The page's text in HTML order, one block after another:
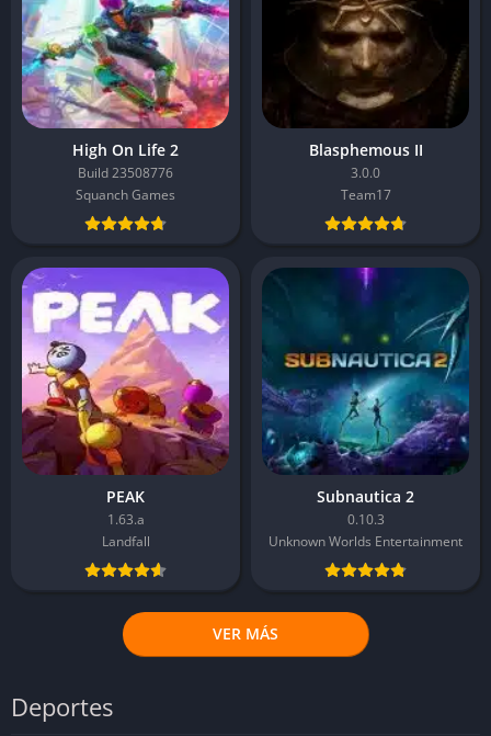
High On Life 2
Build 23508776
Squanch Games
Blasphemous II
3.0.0
Team17
PEAK
1.63.a
Landfall
Subnautica 2
0.10.3
Unknown Worlds Entertainment
VER MÁS
Deportes